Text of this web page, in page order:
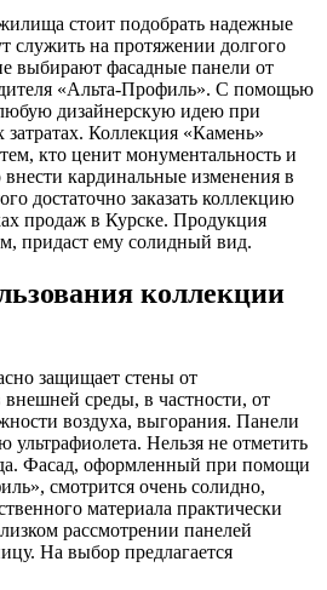
стоит подобрать надежные
служить на протяжении долгого
выбирают фасадные панели от
«Альта-Профиль». С помощью
дизайнерскую идею при
Коллекция «Камень»
кто ценит монументальность и
кардинальные изменения в
достаточно заказать коллекцию
продаж в Курске. Продукция
придаст ему солидный вид.
коллекции
защищает стены от
среды, в частности, от
воздуха, выгорания. Панели
ультрафиолета. Нельзя не отметить
Фасад, оформленный при помощи
смотрится очень солидно,
материала практически
рассмотрении панелей
На выбор предлагается